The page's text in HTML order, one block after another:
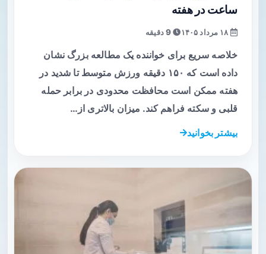
ساعت در هفته
9 دقیقه
خلاصه سریع برای خواننده یک مطالعه بزرگ نشان
داده است که ۱۵۰ دقیقه ورزش متوسط تا شدید در
هفته ممکن است محافظت محدودی در برابر حمله
قلبی و سکته فراهم کند. میزان بالاتری از…
بیشتر بخوانید